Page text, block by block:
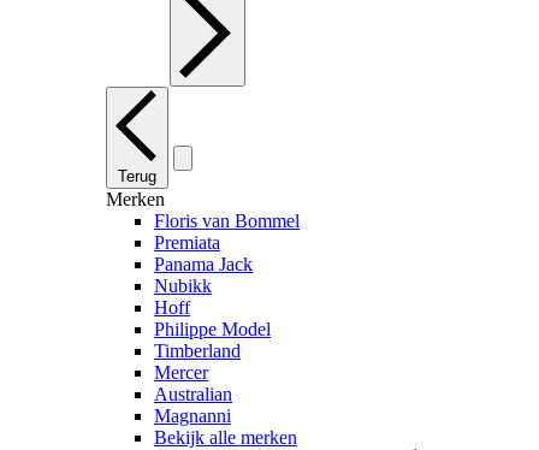
Terug
Merken
Floris van Bommel
Premiata
Panama Jack
Nubikk
Hoff
Philippe Model
Timberland
Mercer
Australian
Magnanni
Bekijk alle merken